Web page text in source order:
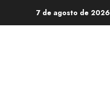
7 de agosto de 2026